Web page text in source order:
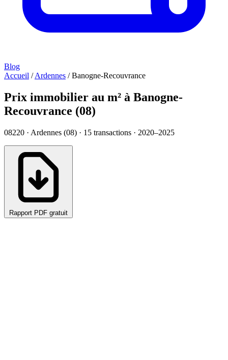
Blog
Accueil / Ardennes / Banogne-Recouvrance
Prix immobilier au m² à Banogne-
Recouvrance (08)
08220 · Ardennes (08) · 15 transactions · 2020–2025
Rapport PDF gratuit